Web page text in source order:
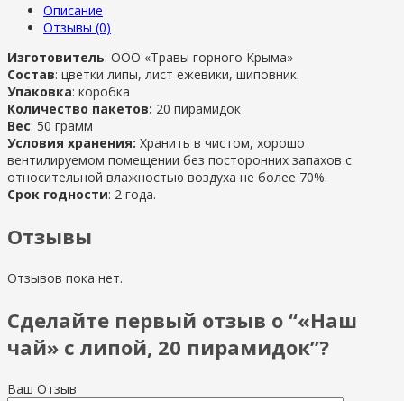
Описание
Отзывы (0)
Изготовитель: ООО «Травы горного Крыма»
Состав: цветки липы, лист ежевики, шиповник.
Упаковка: коробка
Количество пакетов: 20 пирамидок
Вес: 50 грамм
Условия хранения: Хранить в чистом, хорошо
вентилируемом помещении без посторонних запахов с
относительной влажностью воздуха не более 70%.
Срок годности: 2 года.
Отзывы
Отзывов пока нет.
Сделайте первый отзыв о “«Наш
чай» с липой, 20 пирамидок”?
Ваш Отзыв